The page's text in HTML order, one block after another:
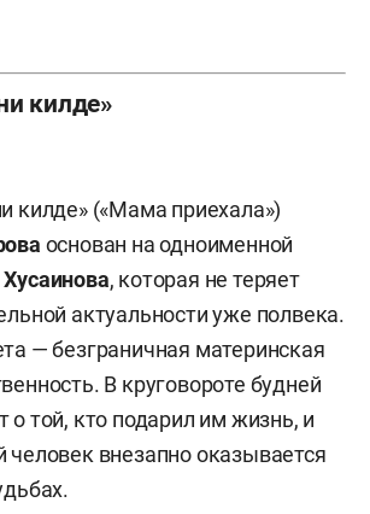
килде»
килде» («Мама приехала»)
основан на одноименной
, которая не теряет
актуальности уже полвека.
— безграничная материнская
В круговороте будней
той, кто подарил им жизнь, и
внезапно оказывается